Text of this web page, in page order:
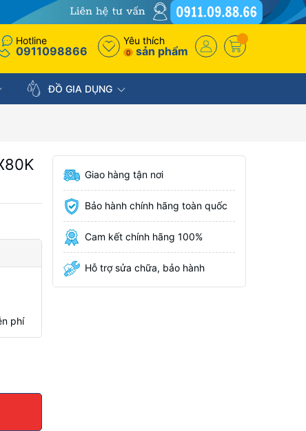
Hotline
0911098866
Yêu thích
0 sản phẩm
ĐỒ GIA DỤNG
phí
Giao hàng tận nơi
Bảo hành chính hãng toàn quốc
Cam kết chính hãng 100%
Hỗ trợ sửa chữa, bảo hành